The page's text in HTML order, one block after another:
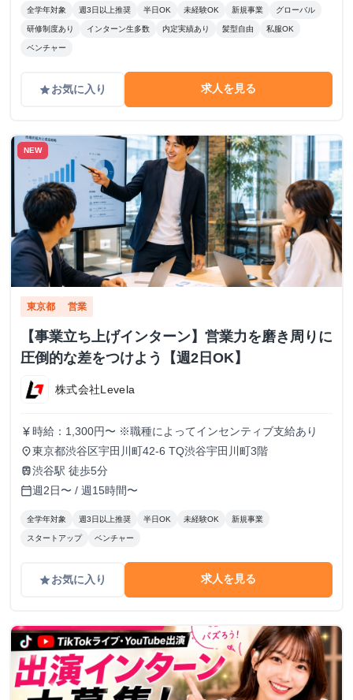
全学年対象 週3日以上推奨 半日OK 未経験OK 新規事業 グローバル
研修制度あり インターン生多数 内定実績あり 髪型自由 私服OK
ベンチャー
gradeお気に入り 求人を見る
NEW
東京都 営業
【事業立ち上げインターン】営業力を磨き周りに
圧倒的な差をつけよう【週2日OK】
株式会社Levela
currency_yen 時給：1,300円〜 ※職種によってインセンティブ支給あり
place東京都渋谷区宇田川町42-6 TQ渋谷宇田川町3階
train渋谷駅 徒歩5分
calendar_today週2日〜 / 週15時間〜
全学年対象 週3日以上推奨 半日OK 未経験OK 新規事業
スタートアップ ベンチャー
gradeお気に入り 求人を見る